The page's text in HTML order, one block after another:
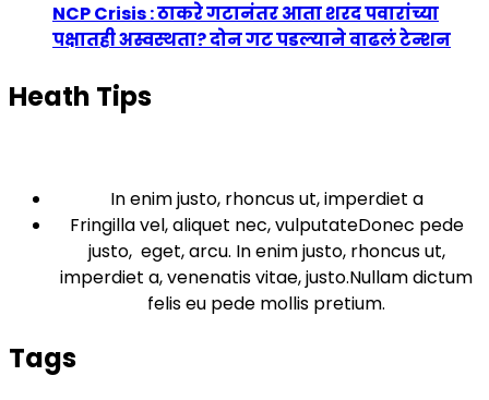
NCP Crisis : ठाकरे गटानंतर आता शरद पवारांच्या
पक्षातही अस्वस्थता? दोन गट पडल्याने वाढलं टेन्शन
Heath Tips
In enim justo, rhoncus ut, imperdiet a
Fringilla vel, aliquet nec, vulputateDonec pede
justo, eget, arcu. In enim justo, rhoncus ut,
imperdiet a, venenatis vitae, justo.Nullam dictum
felis eu pede mollis pretium.
Tags